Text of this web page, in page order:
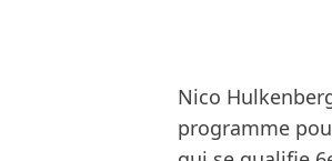
Nico
programme